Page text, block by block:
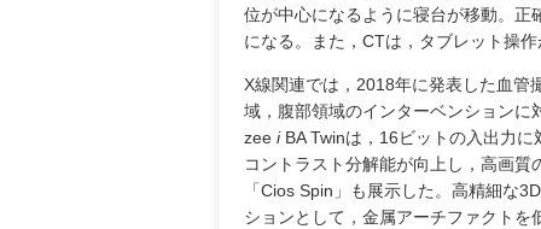
位が中心になるように寝台が移動。
になる。また，CTは，タブレット操
X線関連では，2018年に発表した血管
域，腹部領域のインターベンション
zee iBA Twinは，16ビットの入出力に
コントラスト分解能が向上し，高画
「Cios Spin」も展示した。高精細な
ションとして，金属アーチファクトを